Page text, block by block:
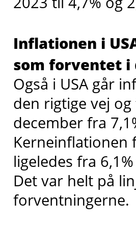
Inflationen i
som forventet i
Også i USA går
den rigtige vej
december fra
Kerneinflationen
ligeledes fra
Det var helt på
forventningerne.